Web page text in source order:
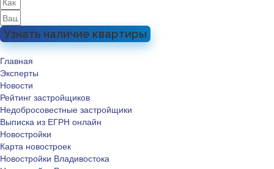
Узнать наличие квартиры
Главная
Эксперты
Новости
Рейтинг застройщиков
Недобросовестные застройщики
Выписка из ЕГРН онлайн
Новостройки
Карта новостроек
Новостройки Владивостока